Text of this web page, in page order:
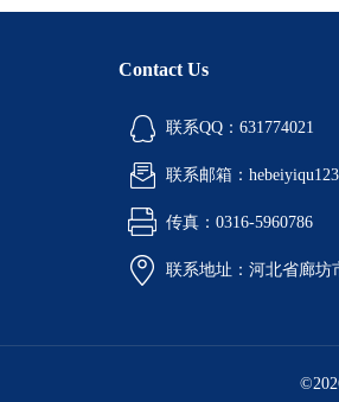
Contact Us
联系QQ：631774021
联系邮箱：
传真：0316-5960786
联系地址：河北省廊坊